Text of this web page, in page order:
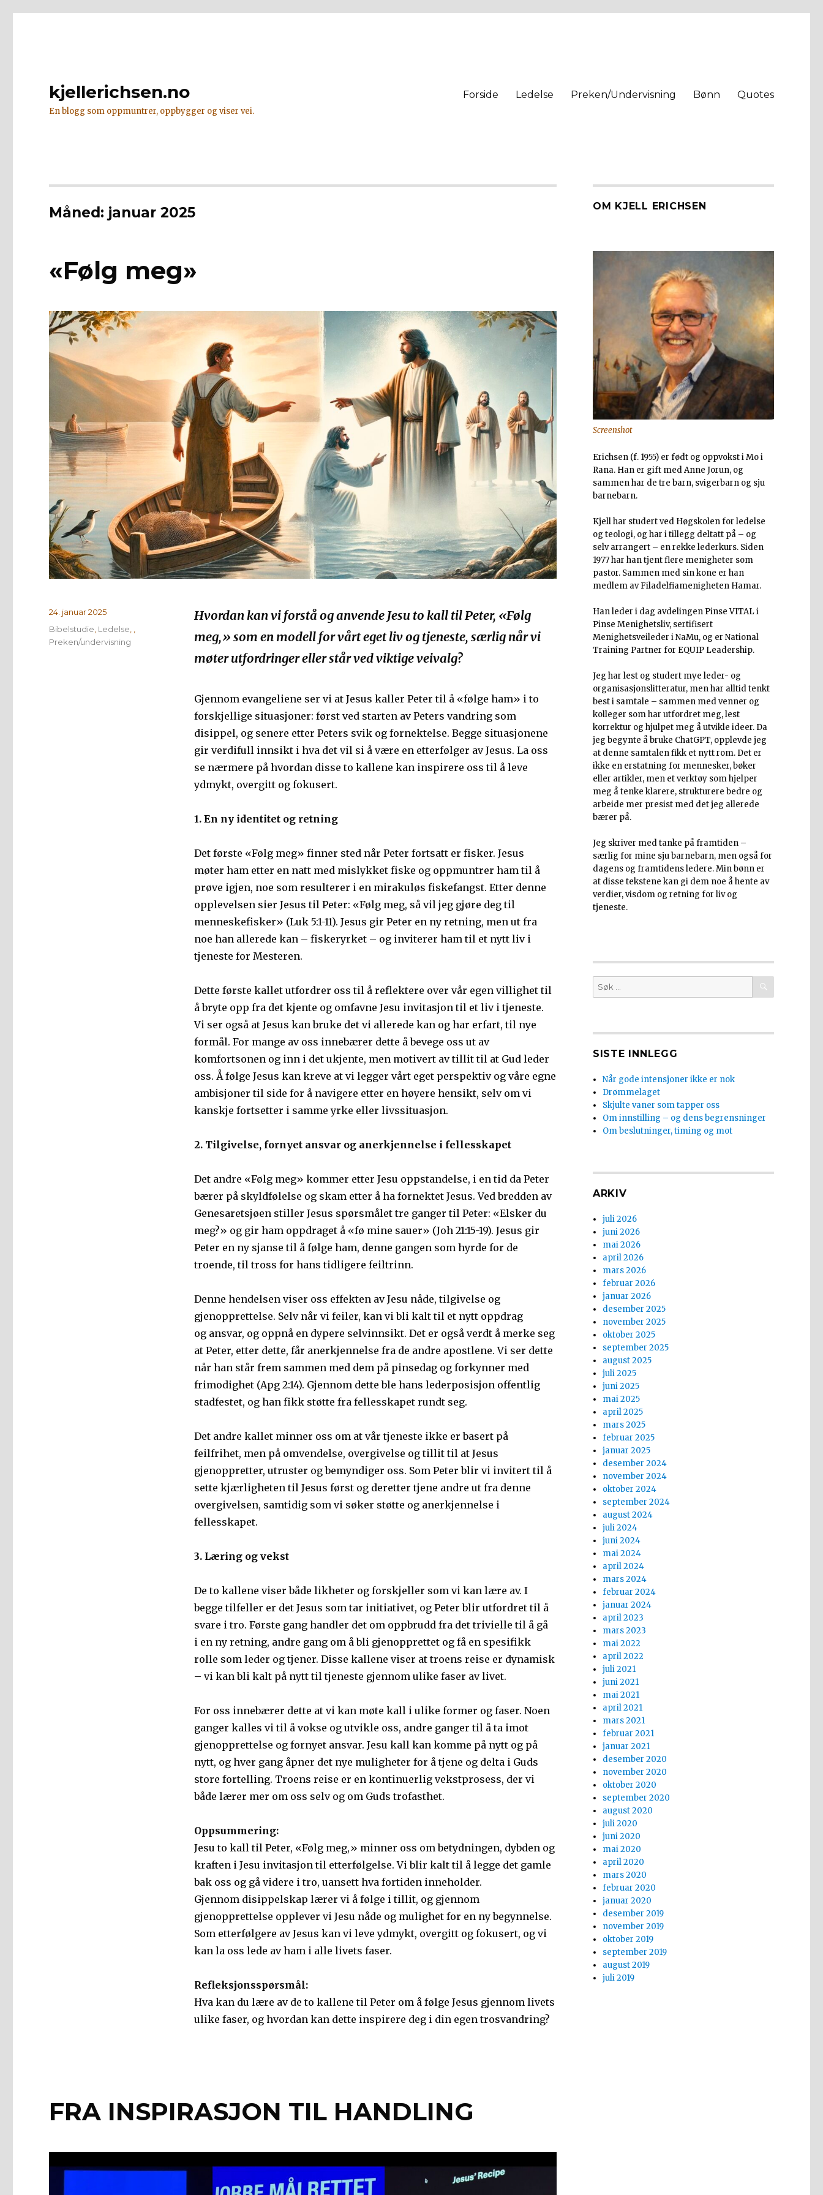
kjellerichsen.no
En blogg som oppmuntrer, oppbygger og viser vei.
Forside Ledelse Preken/Undervisning Bønn Quotes
Måned: januar 2025
«Følg meg»
Hvordan kan vi forstå og anvende Jesu to kall til Peter, «Følg
meg,» som en modell for vårt eget liv og tjeneste, særlig når vi
møter utfordringer eller står ved viktige veivalg?
Gjennom evangeliene ser vi at Jesus kaller Peter til å «følge ham» i to
forskjellige situasjoner: først ved starten av Peters vandring som
disippel, og senere etter Peters svik og fornektelse. Begge situasjonene
gir verdifull innsikt i hva det vil si å være en etterfølger av Jesus. La oss
se nærmere på hvordan disse to kallene kan inspirere oss til å leve
ydmykt, overgitt og fokusert.
1. En ny identitet og retning
Det første «Følg meg» finner sted når Peter fortsatt er fisker. Jesus
møter ham etter en natt med mislykket fiske og oppmuntrer ham til å
prøve igjen, noe som resulterer i en mirakuløs fiskefangst. Etter denne
opplevelsen sier Jesus til Peter: «Følg meg, så vil jeg gjøre deg til
menneskefisker» (Luk 5:1-11). Jesus gir Peter en ny retning, men ut fra
noe han allerede kan – fiskeryrket – og inviterer ham til et nytt liv i
tjeneste for Mesteren.
Dette første kallet utfordrer oss til å reflektere over vår egen villighet til
å bryte opp fra det kjente og omfavne Jesu invitasjon til et liv i tjeneste.
Vi ser også at Jesus kan bruke det vi allerede kan og har erfart, til nye
formål. For mange av oss innebærer dette å bevege oss ut av
komfortsonen og inn i det ukjente, men motivert av tillit til at Gud leder
oss. Å følge Jesus kan kreve at vi legger vårt eget perspektiv og våre egne
ambisjoner til side for å navigere etter en høyere hensikt, selv om vi
kanskje fortsetter i samme yrke eller livssituasjon.
2. Tilgivelse, fornyet ansvar og anerkjennelse i fellesskapet
Det andre «Følg meg» kommer etter Jesu oppstandelse, i en tid da Peter
bærer på skyldfølelse og skam etter å ha fornektet Jesus. Ved bredden av
Genesaretsjøen stiller Jesus spørsmålet tre ganger til Peter: «Elsker du
meg?» og gir ham oppdraget å «fø mine sauer» (Joh 21:15-19). Jesus gir
Peter en ny sjanse til å følge ham, denne gangen som hyrde for de
troende, til tross for hans tidligere feiltrinn.
Denne hendelsen viser oss effekten av Jesu nåde, tilgivelse og
gjenopprettelse. Selv når vi feiler, kan vi bli kalt til et nytt oppdrag
og ansvar, og oppnå en dypere selvinnsikt. Det er også verdt å merke seg
at Peter, etter dette, får anerkjennelse fra de andre apostlene. Vi ser dette
når han står frem sammen med dem på pinsedag og forkynner med
frimodighet (Apg 2:14). Gjennom dette ble hans lederposisjon offentlig
stadfestet, og han fikk støtte fra fellesskapet rundt seg.
Det andre kallet minner oss om at vår tjeneste ikke er basert på
feilfrihet, men på omvendelse, overgivelse og tillit til at Jesus
gjenoppretter, utruster og bemyndiger oss. Som Peter blir vi invitert til å
sette kjærligheten til Jesus først og deretter tjene andre ut fra denne
overgivelsen, samtidig som vi søker støtte og anerkjennelse i
fellesskapet.
3. Læring og vekst
De to kallene viser både likheter og forskjeller som vi kan lære av. I
begge tilfeller er det Jesus som tar initiativet, og Peter blir utfordret til å
svare i tro. Første gang handler det om oppbrudd fra det trivielle til å gå
i en ny retning, andre gang om å bli gjenopprettet og få en spesifikk
rolle som leder og tjener. Disse kallene viser at troens reise er dynamisk
– vi kan bli kalt på nytt til tjeneste gjennom ulike faser av livet.
For oss innebærer dette at vi kan møte kall i ulike former og faser. Noen
ganger kalles vi til å vokse og utvikle oss, andre ganger til å ta imot
gjenopprettelse og fornyet ansvar. Jesu kall kan komme på nytt og på
nytt, og hver gang åpner det nye muligheter for å tjene og delta i Guds
store fortelling. Troens reise er en kontinuerlig vekstprosess, der vi
både lærer mer om oss selv og om Guds trofasthet.
Oppsummering:
Jesu to kall til Peter, «Følg meg,» minner oss om betydningen, dybden og
kraften i Jesu invitasjon til etterfølgelse. Vi blir kalt til å legge det gamle
bak oss og gå videre i tro, uansett hva fortiden inneholder.
Gjennom disippelskap lærer vi å følge i tillit, og gjennom
gjenopprettelse opplever vi Jesu nåde og mulighet for en ny begynnelse.
Som etterfølgere av Jesus kan vi leve ydmykt, overgitt og fokusert, og vi
kan la oss lede av ham i alle livets faser.
Refleksjonsspørsmål:
Hva kan du lære av de to kallene til Peter om å følge Jesus gjennom livets
ulike faser, og hvordan kan dette inspirere deg i din egen trosvandring?
Publisert
24. januar 2025
Kategorier
Bibelstudie Ledelse
Preken/undervisning
FRA INSPIRASJON TIL HANDLING
OM KJELL ERICHSEN
Screenshot
Erichsen (f. 1955) er født og oppvokst i Mo i
Rana. Han er gift med Anne Jorun, og
sammen har de tre barn, svigerbarn og sju
barnebarn.
Kjell har studert ved Høgskolen for ledelse
og teologi, og har i tillegg deltatt på – og
selv arrangert – en rekke lederkurs. Siden
1977 har han tjent flere menigheter som
pastor. Sammen med sin kone er han
medlem av Filadelfiamenigheten Hamar.
Han leder i dag avdelingen Pinse VITAL i
Pinse Menighetsliv, sertifisert
Menighetsveileder i NaMu, og er National
Training Partner for EQUIP Leadership.
Jeg har lest og studert mye leder- og
organisasjonslitteratur, men har alltid tenkt
best i samtale – sammen med venner og
kolleger som har utfordret meg, lest
korrektur og hjulpet meg å utvikle ideer. Da
jeg begynte å bruke ChatGPT, opplevde jeg
at denne samtalen fikk et nytt rom. Det er
ikke en erstatning for mennesker, bøker
eller artikler, men et verktøy som hjelper
meg å tenke klarere, strukturere bedre og
arbeide mer presist med det jeg allerede
bærer på.
Jeg skriver med tanke på framtiden –
særlig for mine sju barnebarn, men også for
dagens og framtidens ledere. Min bønn er
at disse tekstene kan gi dem noe å hente av
verdier, visdom og retning for liv og
tjeneste.
Søk
etter:
SØK
SISTE INNLEGG
Når gode intensjoner ikke er nok
Drømmelaget
Skjulte vaner som tapper oss
Om innstilling – og dens begrensninger
Om beslutninger, timing og mot
ARKIV
juli 2026
juni 2026
mai 2026
april 2026
mars 2026
februar 2026
januar 2026
desember 2025
november 2025
oktober 2025
september 2025
august 2025
juli 2025
juni 2025
mai 2025
april 2025
mars 2025
februar 2025
januar 2025
desember 2024
november 2024
oktober 2024
september 2024
august 2024
juli 2024
juni 2024
mai 2024
april 2024
mars 2024
februar 2024
januar 2024
april 2023
mars 2023
mai 2022
april 2022
juli 2021
juni 2021
mai 2021
april 2021
mars 2021
februar 2021
januar 2021
desember 2020
november 2020
oktober 2020
september 2020
august 2020
juli 2020
juni 2020
mai 2020
april 2020
mars 2020
februar 2020
januar 2020
desember 2019
november 2019
oktober 2019
september 2019
august 2019
juli 2019